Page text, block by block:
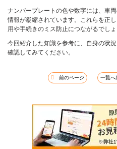
ナンバープレートの色や数字には、車
情報が凝縮されています。これらを正
用や手続きのミス防止につながるでしょ
今回紹介した知識を参考に、自身の状
確認してみてください。
前のページ 一覧へ